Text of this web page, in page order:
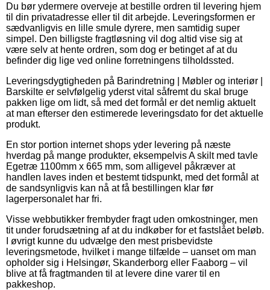
Du bør ydermere overveje at bestille ordren til levering hjem
til din privatadresse eller til dit arbejde. Leveringsformen er
sædvanligvis en lille smule dyrere, men samtidig super
simpel. Den billigste fragtløsning vil dog altid vise sig at
være selv at hente ordren, som dog er betinget af at du
befinder dig lige ved online forretningens tilholdssted.
Leveringsdygtigheden på Barindretning | Møbler og interiør |
Barskilte er selvfølgelig yderst vital såfremt du skal bruge
pakken lige om lidt, så med det formål er det nemlig aktuelt
at man efterser den estimerede leveringsdato for det aktuelle
produkt.
En stor portion internet shops yder levering på næste
hverdag på mange produkter, eksempelvis A skilt med tavle
Egetræ 1100mm x 665 mm, som alligevel påkræver at
handlen laves inden et bestemt tidspunkt, med det formål at
de sandsynligvis kan nå at få bestillingen klar før
lagerpersonalet har fri.
Visse webbutikker frembyder fragt uden omkostninger, men
tit under forudsætning af at du indkøber for et fastslået beløb.
I øvrigt kunne du udvælge den mest prisbevidste
leveringsmetode, hvilket i mange tilfælde – uanset om man
opholder sig i Helsingør, Skanderborg eller Faaborg – vil
blive at få fragtmanden til at levere dine varer til en
pakkeshop.